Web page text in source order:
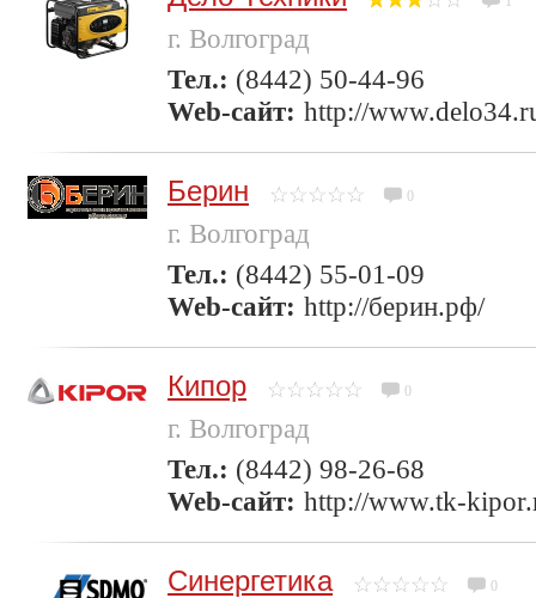
г. Волгоград
Тел.: (8442) 50-44-96
Web-сайт: http://
Берин 0
г. Волгоград
Тел.: (8442) 55-01-09
Web-сайт: http://берин.рф/
Кипор 0
г. Волгоград
Тел.: (8442) 98-26-68
Web-сайт: http://www.tk-
Синергетика 0